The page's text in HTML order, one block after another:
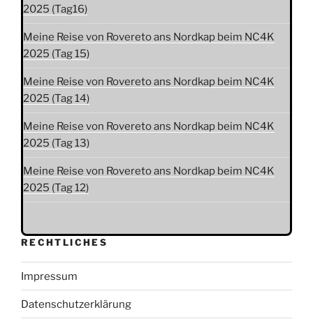
2025 (Tag16)
Meine Reise von Rovereto ans Nordkap beim NC4K
2025 (Tag 15)
Meine Reise von Rovereto ans Nordkap beim NC4K
2025 (Tag 14)
Meine Reise von Rovereto ans Nordkap beim NC4K
2025 (Tag 13)
Meine Reise von Rovereto ans Nordkap beim NC4K
2025 (Tag 12)
RECHTLICHES
Impressum
Datenschutzerklärung